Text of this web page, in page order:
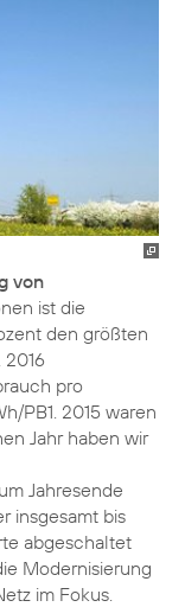
von
ist die
den größten
pro
PB1. 2015 waren
Jahr haben wir
Jahresende
insgesamt bis
abgeschaltet
Modernisierung
im Fokus.